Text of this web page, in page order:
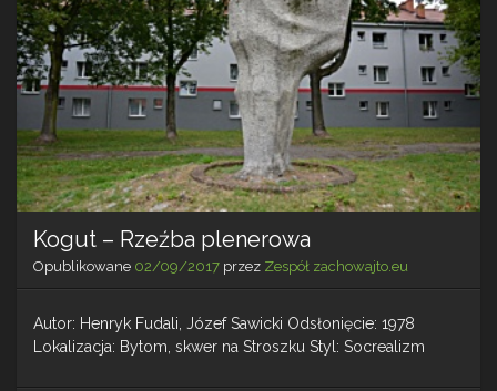
Kogut – Rzeźba plenerowa
Opublikowane 02/09/2017 przez Zespół zachowajto.eu
Autor: Henryk Fudali, Józef Sawicki Odsłonięcie: 1978
Lokalizacja: Bytom, skwer na Stroszku Styl: Socrealizm